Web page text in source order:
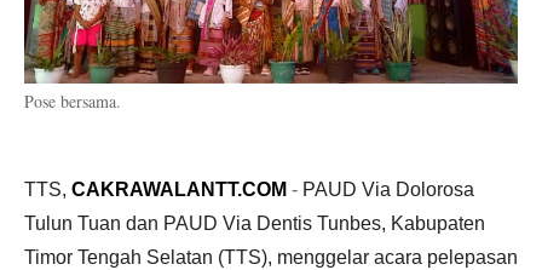
Pose bersama.
TTS, CAKRAWALANTT.COM - PAUD Via Dolorosa
Tulun Tuan dan PAUD Via Dentis Tunbes, Kabupaten
Timor Tengah Selatan (TTS), menggelar acara pelepasan